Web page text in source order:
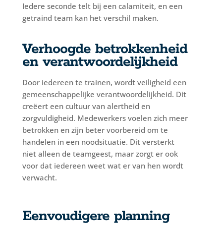
Iedere seconde telt bij een calamiteit, en een
getraind team kan het verschil maken.
Verhoogde betrokkenheid
en verantwoordelijkheid
Door iedereen te trainen, wordt veiligheid een
gemeenschappelijke verantwoordelijkheid. Dit
creëert een cultuur van alertheid en
zorgvuldigheid. Medewerkers voelen zich meer
betrokken en zijn beter voorbereid om te
handelen in een noodsituatie. Dit versterkt
niet alleen de teamgeest, maar zorgt er ook
voor dat iedereen weet wat er van hen wordt
verwacht.
Eenvoudigere planning